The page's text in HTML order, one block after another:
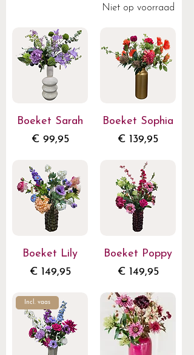
Niet op voorraad
Boeket Sarah
Prijs
€ 99,95
Boeket Sophia
Prijs
€ 139,95
Boeket Lily
Prijs
€ 149,95
Boeket Poppy
Prijs
€ 149,95
Incl. vaas